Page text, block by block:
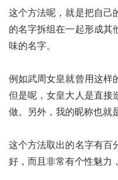
这个方法呢，就是把自己
的名字拆组在一起形成其
味的名字。
例如武周女皇就曾用这样
但是呢，女皇大人是直接
做。另外，我的昵称也就
这个方法取出的名字有百
好，而且非常有个性魅力